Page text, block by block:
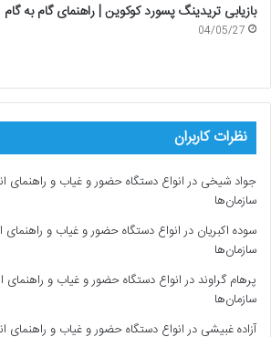
بازیابی تریدینگ پسورد کوکوین | راهنمای گام به گام
04/05/27
نظرات کاربران
جواد شیخی درانواع دستگاه حضور و غیاب و راهنمای
سازمان‌ها
سوده اکبریان درانواع دستگاه حضور و غیاب و راهنمای
سازمان‌ها
پرهام گراونددرانواع دستگاه حضور و غیاب و راهنمای
سازمان‌ها
آزاده غبیشی درانواع دستگاه حضور و غیاب و راهنمای